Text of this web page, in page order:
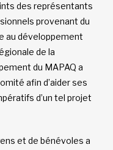
des représentants
provenant du
au développement
de la
du MAPAQ a
afin d’aider ses
d’un tel projet
et de bénévoles a